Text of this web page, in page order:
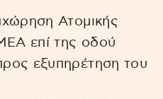
Ατομικής
επί της οδού
εξυπηρέτηση του